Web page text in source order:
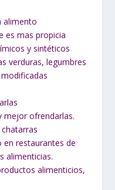
alimento
es mas propicia
y sintéticos
verduras, legumbres
mejor ofrendarlas.
en restaurantes de
alimenticias.
alimenticios,